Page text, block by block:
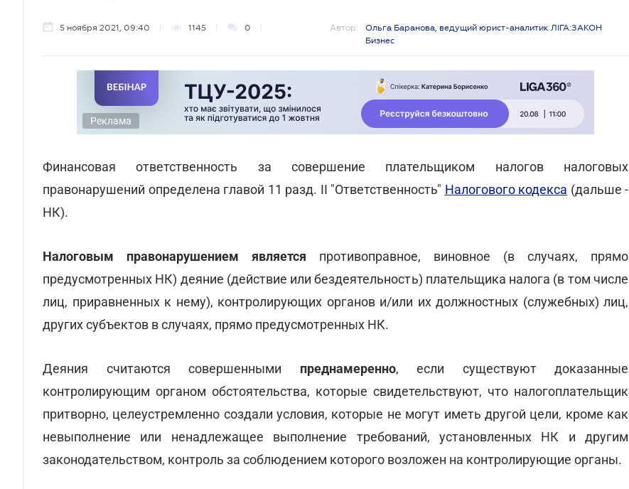
5 ноября 2021, 09:40 1145 0 Автор:
Ольга Баранова, ведущий юрист-аналитик ЛІГА:ЗАКОН
Бизнес
Реклама
Финансовая ответственность за совершение плательщиком налогов налоговых
правонарушений определена главой 11 разд. II "Ответственность" Налогового кодекса (дальше -
НК).
Налоговым правонарушением является противоправное, виновное (в случаях, прямо
предусмотренных НК) деяние (действие или бездеятельность) плательщика налога (в том числе
лиц, приравненных к нему), контролирующих органов и/или их должностных (служебных) лиц,
других субъектов в случаях, прямо предусмотренных НК.
Деяния считаются совершенными преднамеренно, если существуют доказанные
контролирующим органом обстоятельства, которые свидетельствуют, что налогоплательщик
притворно, целеустремленно создали условия, которые не могут иметь другой цели, кроме как
невыполнение или ненадлежащее выполнение требований, установленных НК и другим
законодательством, контроль за соблюдением которого возложен на контролирующие органы.